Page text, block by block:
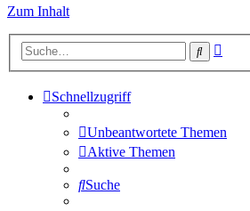
Zum Inhalt
Suche
Schnellzugriff
Unbeantwortete Themen
Aktive Themen
Suche